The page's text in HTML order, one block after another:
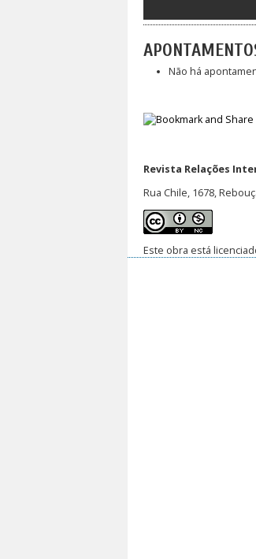
Não há
Revista Relações
Rua Chile, 1678,
Este obra está